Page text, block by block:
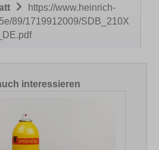
https://www.heinrich-
89/1719912009/SDB_210X
interessieren